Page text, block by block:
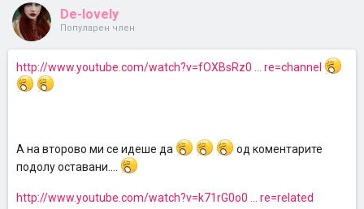
De-lovely
Популарен член
http://www.youtube.com/watch?v=fOXBsRz0 ... re=channel
А на второво ми се идеше да
од коментарите
подолу оставани....
http://www.youtube.com/watch?v=k71rG0o0 ... re=related